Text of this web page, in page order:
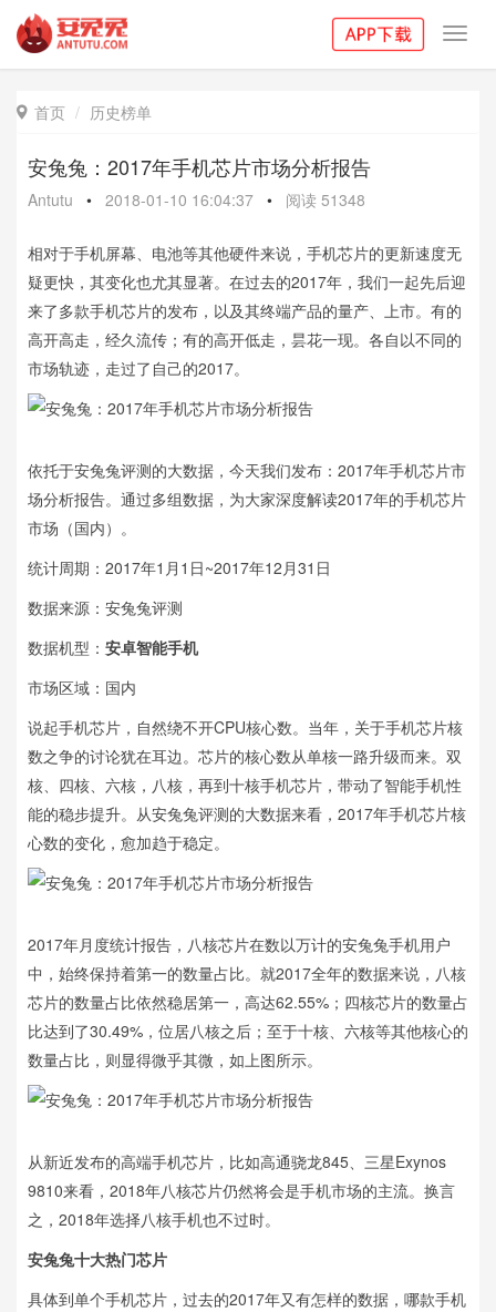
 首页 历史榜单
安兔兔：2017年手机芯片市场分析报告
Antutu • 2018-01-10 16:04:37 • 阅读 51348
相对于手机屏幕、电池等其他硬件来说，手机芯片的更新速度无
疑更快，其变化也尤其显著。在过去的2017年，我们一起先后迎
来了多款手机芯片的发布，以及其终端产品的量产、上市。有的
高开高走，经久流传；有的高开低走，昙花一现。各自以不同的
市场轨迹，走过了自己的2017。
依托于安兔兔评测的大数据，今天我们发布：2017年手机芯片市
场分析报告。通过多组数据，为大家深度解读2017年的手机芯片
市场（国内）。
统计周期：2017年1月1日~2017年12月31日
数据来源：安兔兔评测
数据机型： 安卓智能手机
市场区域：国内
说起手机芯片，自然绕不开CPU核心数。当年，关于手机芯片核
数之争的讨论犹在耳边。芯片的核心数从单核一路升级而来。双
核、四核、六核，八核，再到十核手机芯片，带动了智能手机性
能的稳步提升。从安兔兔评测的大数据来看，2017年手机芯片核
心数的变化，愈加趋于稳定。
2017年月度统计报告，八核芯片在数以万计的安兔兔手机用户
中，始终保持着第一的数量占比。就2017全年的数据来说，八核
芯片的数量占比依然稳居第一，高达62.55%；四核芯片的数量占
比达到了30.49%，位居八核之后；至于十核、六核等其他核心的
数量占比，则显得微乎其微，如上图所示。
从新近发布的高端手机芯片，比如高通骁龙845、三星Exynos
9810来看，2018年八核芯片仍然将会是手机市场的主流。换言
之，2018年选择八核手机也不过时。
安兔兔十大热门芯片
具体到单个手机芯片，过去的2017年又有怎样的数据，哪款手机